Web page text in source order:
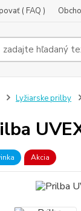
( FAQ )
Lyžiarske prilby
Akcia